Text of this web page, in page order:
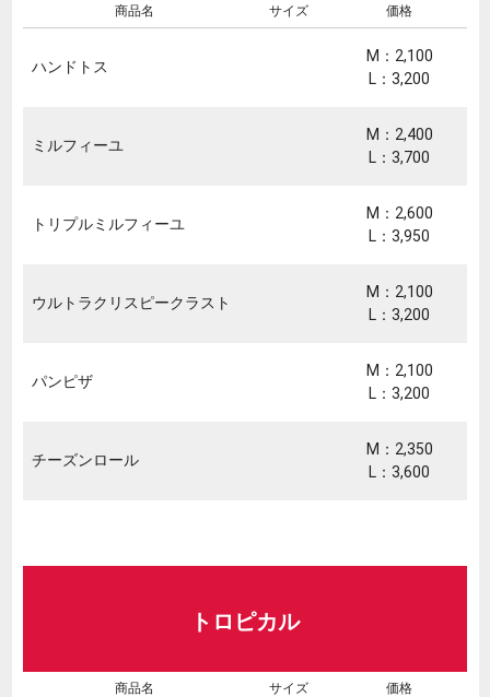
商品名 サイズ 価格
ハンドトス
M：2,100
L：3,200
ミルフィーユ
M：2,400
L：3,700
トリプルミルフィーユ
M：2,600
L：3,950
ウルトラクリスピークラスト
M：2,100
L：3,200
パンピザ
M：2,100
L：3,200
チーズンロール
M：2,350
L：3,600
トロピカル
商品名 サイズ 価格